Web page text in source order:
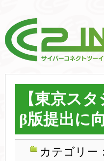
【東京ス
β版提出に
カテゴリー：